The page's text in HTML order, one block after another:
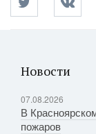
Новости
07.08.2026
В
пожаров